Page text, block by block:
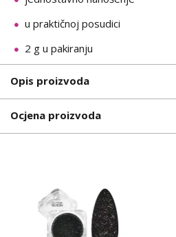
u praktičnoj posudici
2 g u pakiranju
Opis proizvoda
Ocjena proizvoda